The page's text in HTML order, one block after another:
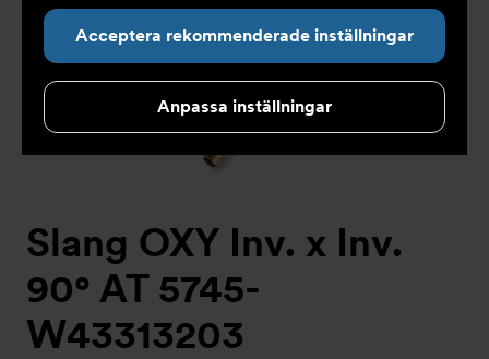
Acceptera rekommenderade inställningar
Anpassa inställningar
Slang OXY Inv. x Inv.
90° AT 5745-
W43313203